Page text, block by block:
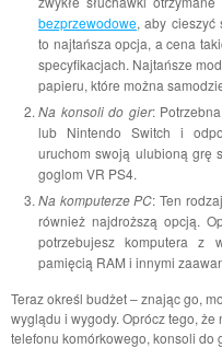
bezprzewodowe, aby cieszyć
to najtańsza opcja, a cena
specyfikacjach. Najtańsze
papieru, które można
Na konsoli do gier:
lub Nintendo Switch i
uruchom swoją ulubioną grę
goglom VR PS4.
Na komputerze PC: Ten
również najdroższą opcją.
potrzebujesz komputera z
pamięcią RAM i innymi
Teraz określ budżet – znając go,
wyglądu i wygody. Oprócz tego,
telefonu komórkowego, konsoli do